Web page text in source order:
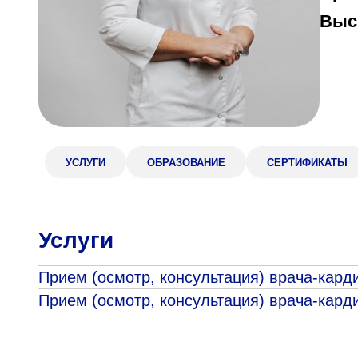
398005, г. Липецк, пл. Металлургов, 1
Понедельник — пятница 7:30–20:00
Суббота 08:00–16:00
УСЛУГИ ОБРАЗОВАНИЕ СЕРТИФИКАТЫ
Услуги
Прием (осмотр, консультация) врача-
Прием (осмотр, консультация) врача-